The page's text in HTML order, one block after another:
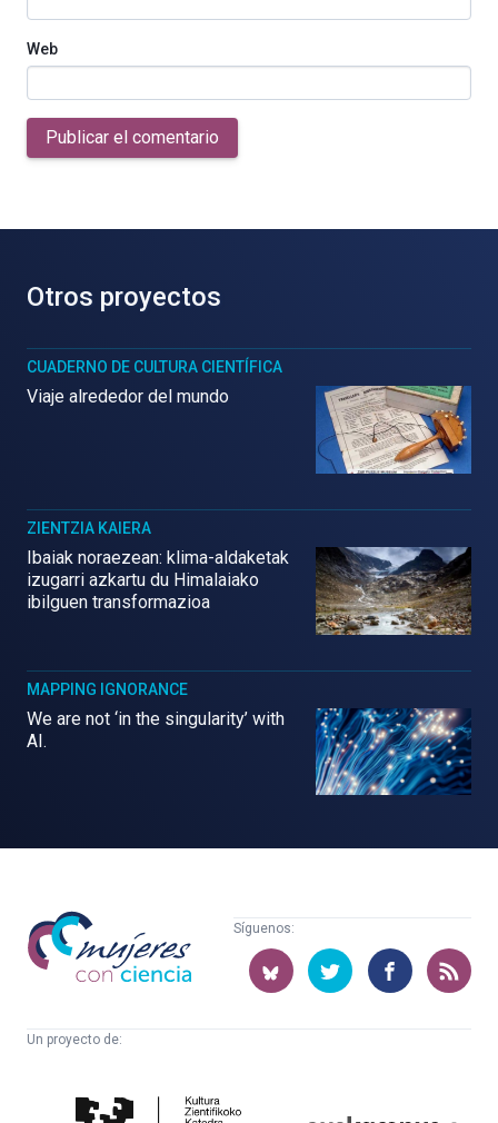
Web
Publicar el comentario
Otros proyectos
CUADERNO DE CULTURA CIENTÍFICA
Viaje alrededor del mundo
ZIENTZIA KAIERA
Ibaiak noraezean: klima-aldaketak
izugarri azkartu du Himalaiako
ibilguen transformazioa
MAPPING IGNORANCE
We are not ‘in the singularity’ with
AI.
Mujeres
con
ciencia
Síguenos:
Un proyecto de: